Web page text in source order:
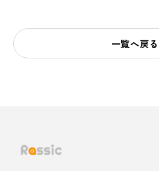
一覧へ戻る